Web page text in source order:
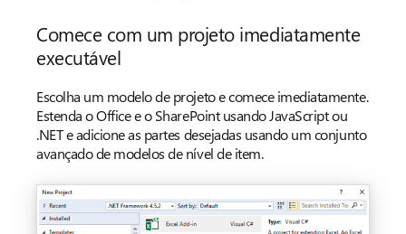
Comece com um projeto imediatamente
executável
Escolha um modelo de projeto e comece imediatamente.
Estenda o Office e o SharePoint usando JavaScript ou
.NET e adicione as partes desejadas usando um conjunto
avançado de modelos de nível de item.